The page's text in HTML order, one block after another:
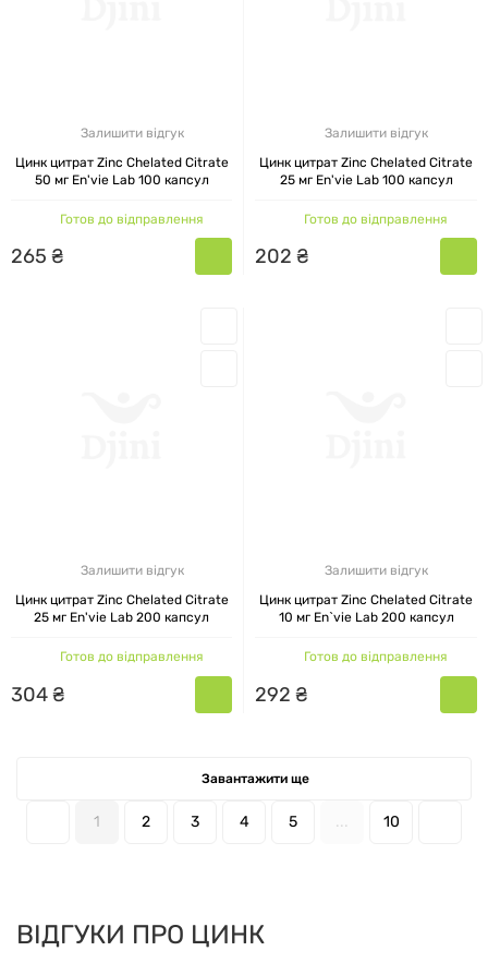
Залишити відгук
Цинк цитрат Zinc Chelated Citrate
50 мг En'vie Lab 100 капсул
Готов до відправлення
265 ₴
Залишити відгук
Цинк цитрат Zinc Chelated Citrate
25 мг En'vie Lab 100 капсул
Готов до відправлення
202 ₴
Залишити відгук
Цинк цитрат Zinc Chelated Citrate
25 мг En'vie Lab 200 капсул
Готов до відправлення
304₴
Залишити відгук
Цинк цитрат Zinc Chelated Citrate
10 мг En`vie Lab 200 капсул
Готов до відправлення
292 ₴
1 2 3 4 5 ... 10
Завантажити ще
ВІДГУКИ ПРО ЦИНК